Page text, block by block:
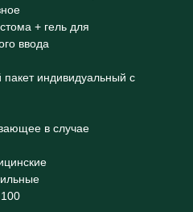
+ гель для
ввода
индивидуальный с
в случае